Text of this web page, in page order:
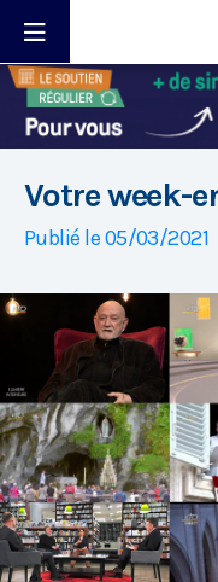
Votre week-
Publié le 05/03/2021